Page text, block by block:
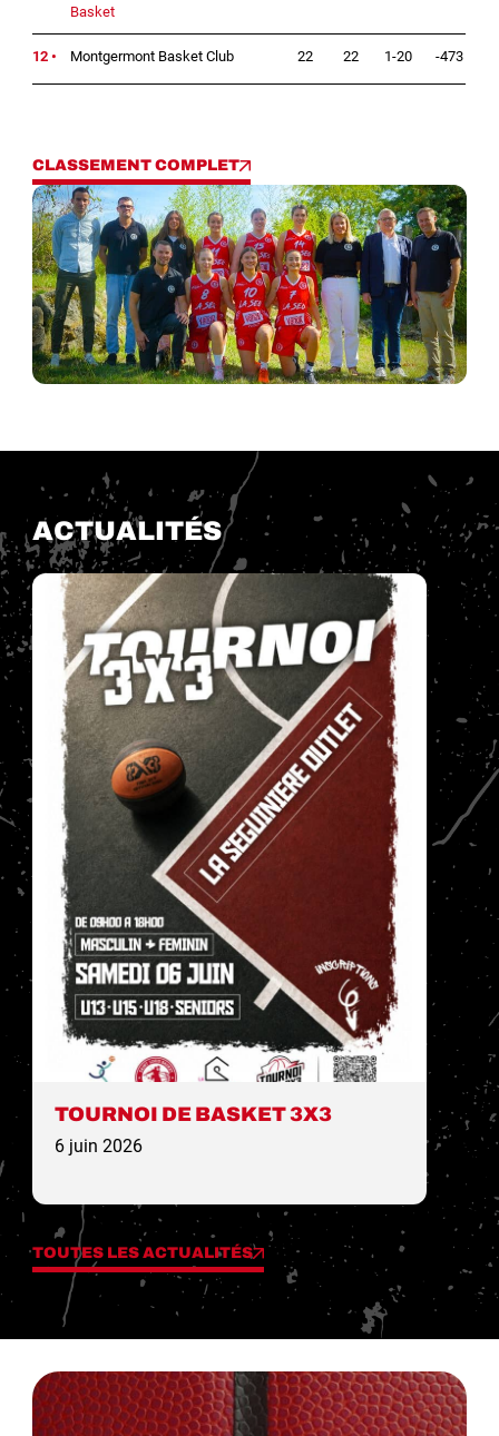
Basket
12 • Montgermont Basket Club 22 22 1-20 -473
CLASSEMENT COMPLET
ACTUALITÉS
TOURNOI DE BASKET 3X3
6 juin 2026
TOUTES LES ACTUALITÉS